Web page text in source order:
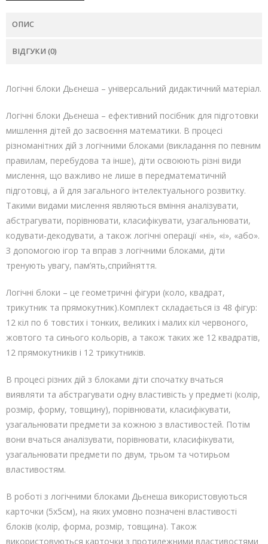
ОПИС
ВІДГУКИ (0)
Логічні блоки Дьєнеша – універсальний дидактичний матеріал.
Логічні блоки Дьєнеша – ефективний посібник для підготовки
мишлення дітей до засвоєння математики. В процесі
різноманітних дій з логічними блоками (викладання по певним
правилам, перебудова та інше), діти освоюють різні види
мислення, що важливо не лише в передматематичній
підготовці, а й для загального інтелектуального розвитку.
Такими видами мислення являються вміння аналізувати,
абстрагувати, порівнювати, класифікувати, узагальнювати,
кодувати-декодувати, а також логічні операції «ні», «і», «або».
З допомогою ігор та вправ з логічними блоками, діти
тренують увагу, пам’ять,сприйняття.
Логічні блоки – це геометричні фігури (коло, квадрат,
трикутник та прямокутник).Комплект складається із 48 фігур:
12 кіл по 6 товстих і тонких, великих і малих кіл червоного,
жовтого та синього кольорів, а також таких же 12 квадратів,
12 прямокутників і 12 трикутників.
В процесі різних дій з блоками діти спочатку вчаться
виявляти та абстрагувати одну властивість у предметі (колір,
розмір, форму, товщину), порівнювати, класифікувати,
узагальнювати предмети за кожною з властивостей. Потім
вони вчаться аналізувати, порівнювати, класифікувати,
узагальнювати предмети по двум, трьом та чотирьом
властивостям.
В роботі з логічними блоками Дьєнеша використовуються
карточки (5х5см), на яких умовно позначені властивості
блоків (колір, форма, розмір, товщина). Також
використовуються карточки з протилежними властивостями